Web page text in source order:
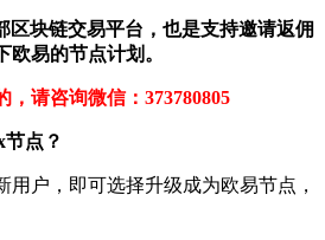
区块链交易平台，也是支持邀请返佣
欧易的节点计划。
请咨询微信：373780805
点？
用户，即可选择升级成为欧易节点，